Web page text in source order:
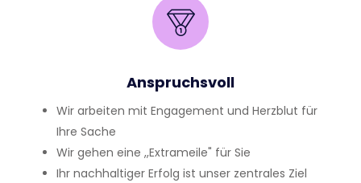
Anspruchsvoll
Wir arbeiten mit Engagement und Herzblut für
Ihre Sache
Wir gehen eine ,,Extrameile" für Sie
Ihr nachhaltiger Erfolg ist unser zentrales Ziel